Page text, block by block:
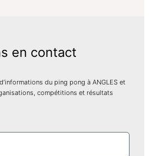
en contact
du ping pong à ANGLES et
compétitions et résultats